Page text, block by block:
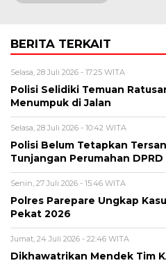
BERITA TERKAIT
Selasa, 28 Juli 2026 - 17:25 WITA
Polisi Selidiki Temuan
Menumpuk di Jalan
Selasa, 28 Juli 2026 - 10:42 WITA
Polisi Belum Tetapkan
Tunjangan Perumahan
Senin, 27 Juli 2026 - 15:46 WITA
Polres Parepare Ungkap
Pekat 2026
Jumat, 24 Juli 2026 - 22:46 WITA
Dikhawatrikan Mendek Tim